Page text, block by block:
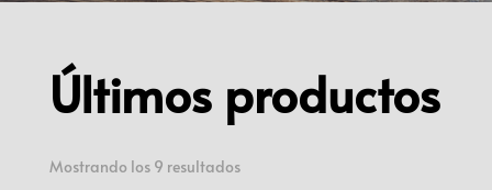
Últimos productos
Mostrando los 9 resultados